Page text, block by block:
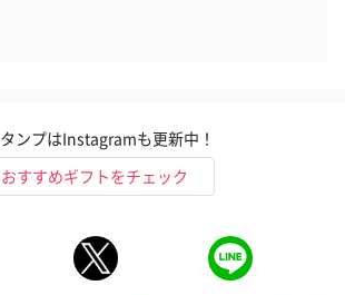
タンプはInstagramも更新中！
おすすめギフトをチェック